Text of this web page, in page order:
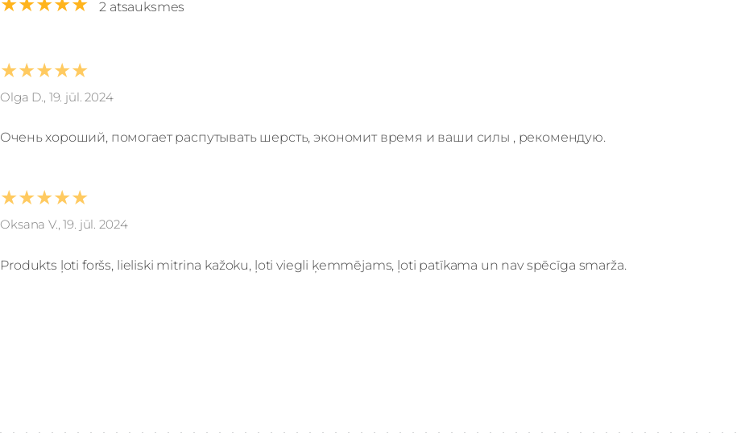
2 atsauksmes
★★★★★
Olga D., 19. jūl. 2024
Очень хороший, помогает распутывать шерсть, экономит время и ваши силы , рекомендую.
★★★★★
Oksana V., 19. jūl. 2024
Produkts ļoti foršs, lieliski mitrina kažoku, ļoti viegli ķemmējams, ļoti patīkama un nav spēcīga smarža.